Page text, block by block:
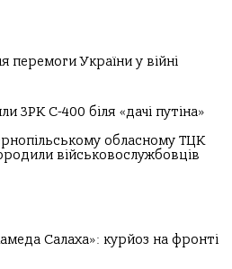
України у війні
ЗРК С-400 біля «дачі путіна»
обласному ТЦК
військовослужбовців
Салаха»: курйоз на фронті